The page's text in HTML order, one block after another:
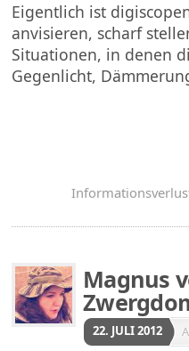
Eigentlich ist
anvisieren, scharf
Situationen, in denen
Gegenlicht,
Magnus
22. JULI 2012